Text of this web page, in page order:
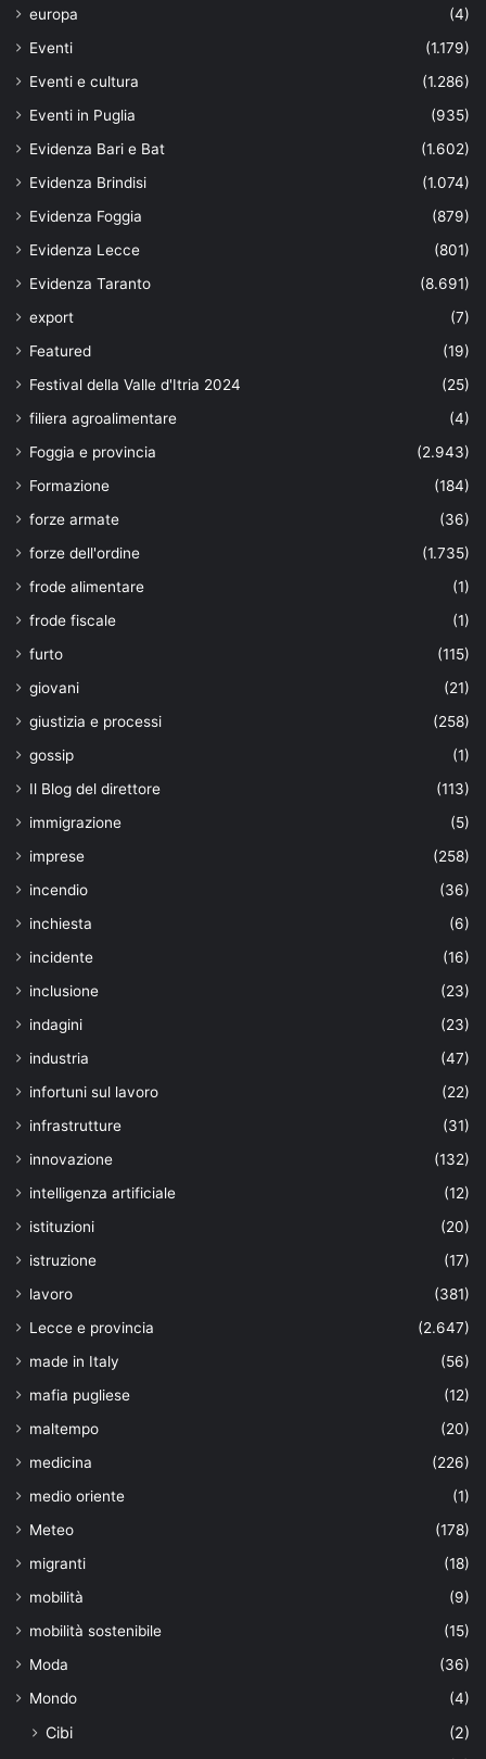
europa
(4)
Eventi
(1.179)
Eventi e cultura
(1.286)
Eventi in Puglia
(935)
Evidenza Bari e Bat
(1.602)
Evidenza Brindisi
(1.074)
Evidenza Foggia
(879)
Evidenza Lecce
(801)
Evidenza Taranto
(8.691)
export
(7)
Featured
(19)
Festival della Valle d'Itria 2024
(25)
filiera agroalimentare
(4)
Foggia e provincia
(2.943)
Formazione
(184)
forze armate
(36)
forze dell'ordine
(1.735)
frode alimentare
(1)
frode fiscale
(1)
furto
(115)
giovani
(21)
giustizia e processi
(258)
gossip
(1)
Il Blog del direttore
(113)
immigrazione
(5)
imprese
(258)
incendio
(36)
inchiesta
(6)
incidente
(16)
inclusione
(23)
indagini
(23)
industria
(47)
infortuni sul lavoro
(22)
infrastrutture
(31)
innovazione
(132)
intelligenza artificiale
(12)
istituzioni
(20)
istruzione
(17)
lavoro
(381)
Lecce e provincia
(2.647)
made in Italy
(56)
mafia pugliese
(12)
maltempo
(20)
medicina
(226)
medio oriente
(1)
Meteo
(178)
migranti
(18)
mobilità
(9)
mobilità sostenibile
(15)
Moda
(36)
Mondo
(4)
Cibi (2)